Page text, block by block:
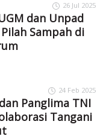
26 Jul 2025
dan Unpad
Sampah di
24 Feb 2025
Panglima TNI
Tangani